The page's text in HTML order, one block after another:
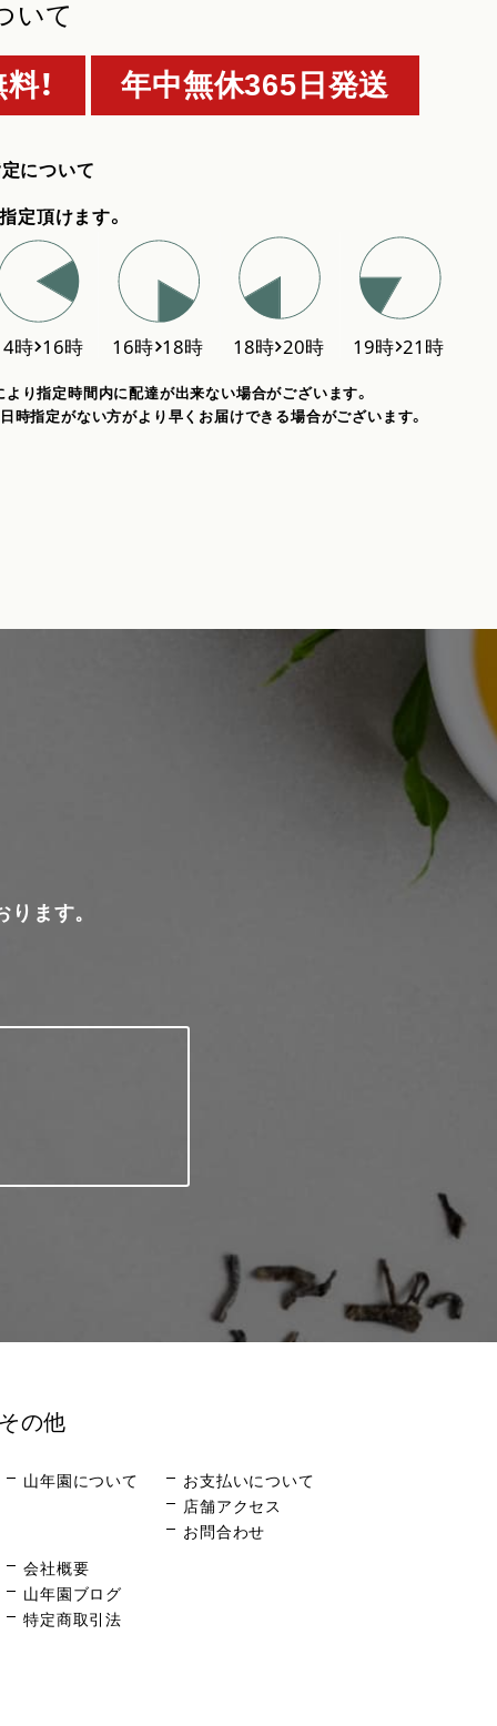
いて
！ 年中無休365日発送
について
定頂けます。
り指定時間内に配達が出来ない場合がございます。
時指定がない方がより早くお届けできる場合がございます。
ます。
の他
山年園について
お支払いについて
店舗アクセス
お問合わせ
会社概要
山年園ブログ
特定商取引法